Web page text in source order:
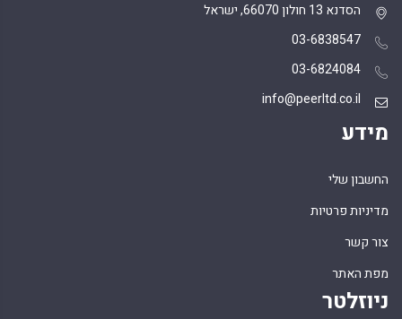
הסדנא 13 חולון 66070, ישראל
03-6838547
03-6824084
info@peerltd.co.il
מידע
החשבון שלי
מדיניות פרטיות
צור קשר
מפת האתר
ניוזלטר